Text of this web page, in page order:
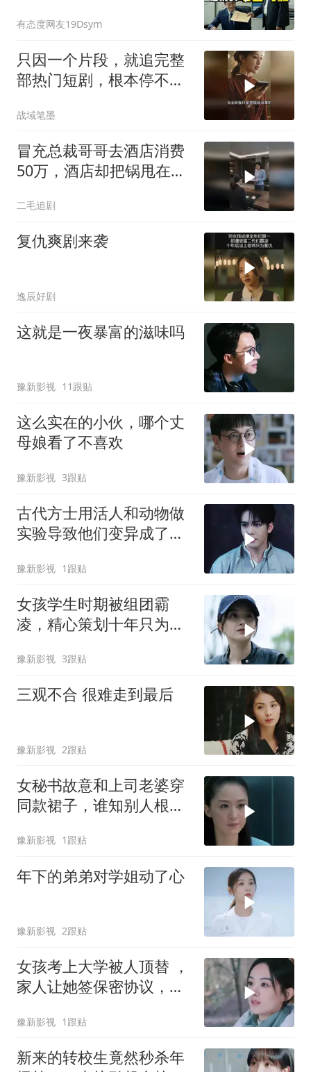
拨通了一个电话
有态度网友19Dsym
只因一个片段，就追完整
部热门短剧，根本停不下
战域笔墨
冒充总裁哥哥去酒店消费
50万，酒店却把锅甩在总
二毛追剧
复仇爽剧来袭
逸辰好剧
这就是一夜暴富的滋味吗
豫新影视 11跟贴
这么实在的小伙，哪个丈
母娘看了不喜欢
豫新影视 3跟贴
古代方士用活人和动物做
实验导致他们变异成了怪
豫新影视 1跟贴
女孩学生时期被组团霸
凌，精心策划十年只为复
豫新影视 3跟贴
三观不合 很难走到最后
豫新影视 2跟贴
女秘书故意和上司老婆穿
同款裙子，谁知别人根本
豫新影视 1跟贴
年下的弟弟对学姐动了心
豫新影视 2跟贴
女孩考上大学被人顶替 ，
家人让她签保密协议，只
豫新影视 1跟贴
新来的转校生竟然秒杀年